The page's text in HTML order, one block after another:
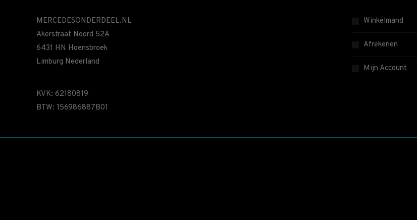
MERCEDESONDERDEEL.NL
Akerstraat Noord 52A
6431 HN Hoensbroek
Limburg Nederland
KVK: 62180819
BTW: 156986887B01
Winkelmand
Afrekenen
Mijn Account